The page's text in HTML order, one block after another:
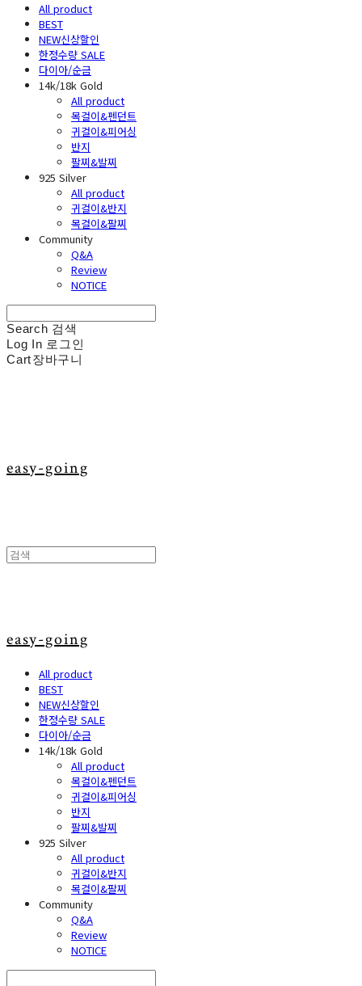
All product
BEST
NEW신상할인
한정수량 SALE
다이아/순금
14k/18k Gold
All product
목걸이&펜던트
귀걸이&피어싱
반지
팔찌&발찌
925 Silver
All product
귀걸이&반지
목걸이&팔찌
Community
Q&A
Review
NOTICE
Search 검색
Log In 로그인
Cart장바구니
easy-going
easy-going
All product
BEST
NEW신상할인
한정수량 SALE
다이아/순금
14k/18k Gold
All product
목걸이&펜던트
귀걸이&피어싱
반지
팔찌&발찌
925 Silver
All product
귀걸이&반지
목걸이&팔찌
Community
Q&A
Review
NOTICE